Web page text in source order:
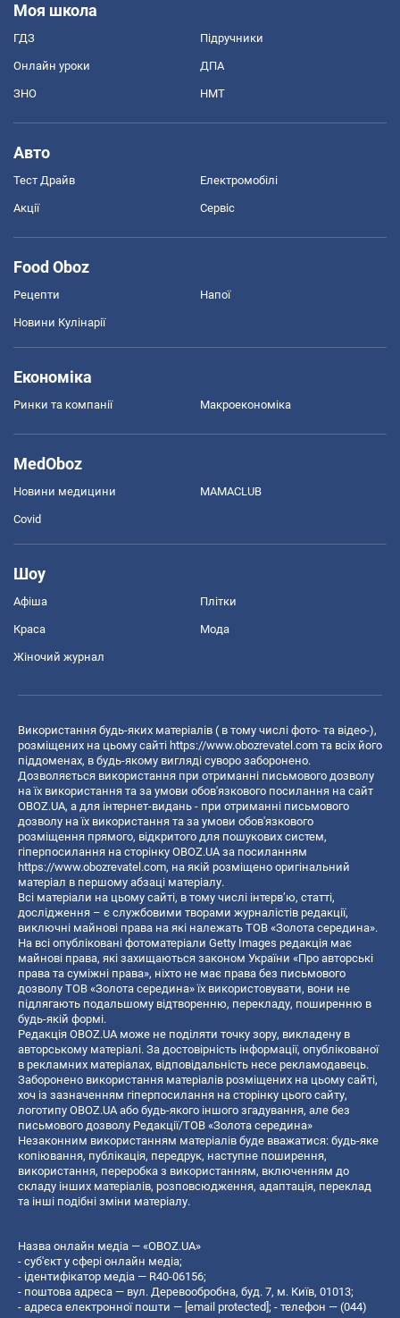
Моя школа
ГДЗ Підручники
Онлайн уроки ДПА
ЗНО НМТ
Авто
Тест Драйв Електромобілі
Акції Сервіс
Food Oboz
Рецепти Напої
Новини Кулінарії
Економіка
Ринки та компанії Макроекономіка
MedOboz
Новини медицини MAMACLUB
Covid
Шоу
Афіша Плітки
Краса Мода
Жіночий журнал
Використання будь-яких матеріалів ( в тому числі фото- та відео-),
розміщених на цьому сайті https://www.obozrevatel.com та всіх його
піддоменах, в будь-якому вигляді суворо заборонено.
Дозволяється використання при отриманні письмового дозволу
на їх використання та за умови обов'язкового посилання на сайт
OBOZ.UA, а для інтернет-видань - при отриманні письмового
дозволу на їх використання та за умови обов'язкового
розміщення прямого, відкритого для пошукових систем,
гіперпосилання на сторінку OBOZ.UA за посиланням
https://www.obozrevatel.com, на якій розміщено оригінальний
матеріал в першому абзаці матеріалу.
Всі матеріали на цьому сайті, в тому числі інтерв’ю, статті,
дослідження – є службовими творами журналістів редакції,
виключні майнові права на які належать ТОВ «Золота середина».
На всі опубліковані фотоматеріали Getty Images редакція має
майнові права, які захищаються законом України «Про авторські
права та суміжні права», ніхто не має права без письмового
дозволу ТОВ «Золота середина» їх використовувати, вони не
підлягають подальшому відтворенню, перекладу, поширенню в
будь-якій формі.
Редакція OBOZ.UA може не поділяти точку зору, викладену в
авторському матеріалі. За достовірність інформації, опублікованої
в рекламних матеріалах, відповідальність несе рекламодавець.
Заборонено використання матеріалів розміщених на цьому сайті,
хоч із зазначенням гіперпосилання на сторінку цього сайту,
логотипу OBOZ.UA або будь-якого іншого згадування, але без
письмового дозволу Редакції/ТОВ «Золота середина»
Незаконним використанням матеріалів буде вважатися: будь-яке
копiювання, публiкацiя, передрук, наступне поширення,
використання, переробка з використанням, включенням до
складу інших матеріалів, розповсюдження, адаптація, переклад
та інші подібні зміни матеріалу.
Назва онлайн медіа — «OBOZ.UA»
- суб'єкт у сфері онлайн медіа;
- ідентифікатор медіа — R40-06156;
- поштова адреса — вул. Деревообробна, буд. 7, м. Київ, 01013;
- адреса електронної пошти — [email protected] ; - телефон — (044)